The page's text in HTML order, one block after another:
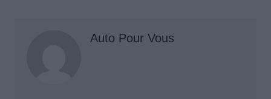
Auto Pour Vous